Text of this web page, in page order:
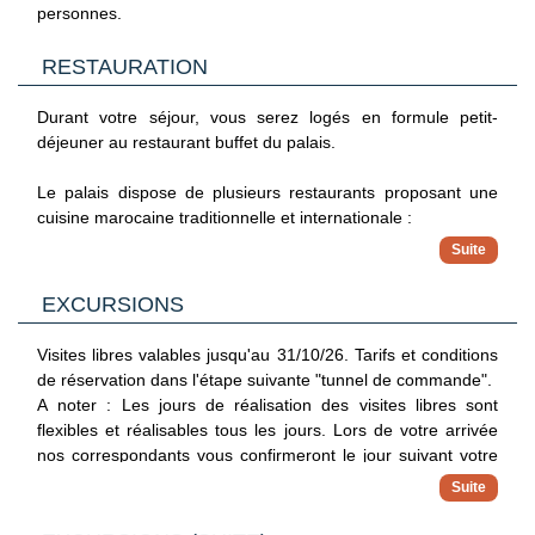
personnes.
RESTAURATION
Durant votre séjour, vous serez logés en formule petit-
déjeuner au restaurant buffet du palais.
Le palais dispose de plusieurs restaurants proposant une
cuisine marocaine traditionnelle et internationale :
- 1 restaurant servi sous forme de buffet, à la cuisine locale
Petit-déjeuner : de 7h à 10h30.
- Restaurant à la carte Beldi Fusion Kitchen : cuisine
internationale et marocaine, ouvert de 11h à 23h.
- 1 snack bar au niveau de la piscine.
Avec supplément, vous pouvez opter pour la formule demi-
EXCURSIONS
Visites libres valables jusqu'au 31/10/26. Tarifs et conditions
de réservation dans l'étape suivante "tunnel de commande".
A noter : Les jours de réalisation des visites libres sont
flexibles et réalisables tous les jours. Lors de votre arrivée
nos correspondants vous confirmeront le jour suivant votre
DECOUVERTE & EXCURSIONS